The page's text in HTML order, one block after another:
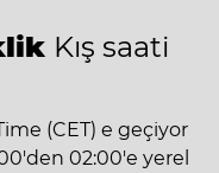
Kış saati
(CET) e geçiyor
02:00'e yerel